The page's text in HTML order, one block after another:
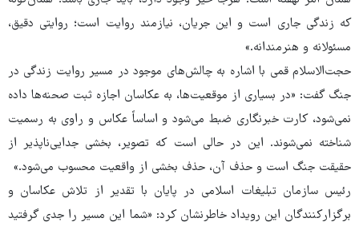
که زندگی جاری است و این جریان، نیازمند روایت است؛ روایتی دقیق،
مسئولانه و هنرمندانه.»
حجت‌الاسلام قمی با اشاره به چالش‌های موجود در مسیر روایت زندگی در
جنگ گفت: «در بسیاری از موقعیت‌ها، به عکاسان اجازه ثبت صحنه‌ها داده
نمی‌شود، کارت خبرنگاری ضبط می‌شود و اساساً عکاس و راوی به رسمیت
شناخته نمی‌شوند. این در حالی است که تصویر، بخشی جدایی‌ناپذیر از
حقیقت جنگ است و حذف آن، حذف بخشی از واقعیت محسوب می‌شود.»
رئیس سازمان تبلیغات اسلامی در پایان با تقدیر از تلاش عکاسان و
برگزارکنندگان این رویداد خاطرنشان کرد: «شما این مسیر را جدی گرفتید